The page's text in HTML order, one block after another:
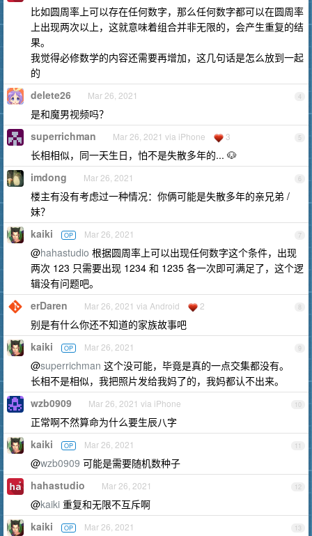
比如圆周率上可以存在任何数字，那么任何数字都可以在圆周率
上出现两次以上，这就意味着组合并非无限的，会产生重复的结
果。
我觉得必修数学的内容还需要再增加，这几句话是怎么放到一起
的
4
delete26 Mar 26, 2021
是和魔男视频吗？
5
superrichman Mar 26, 2021 via iPhone 3
长相相似，同一天生日，怕不是失散多年的... 🐶
6
imdong Mar 26, 2021
楼主有没有考虑过一种情况：你俩可能是失散多年的亲兄弟 /
妹？
7
kaiki OP Mar 26, 2021
@hahastudio 根据圆周率上可以出现任何数字这个条件，出现
两次 123 只需要出现 1234 和 1235 各一次即可满足了，这个逻
辑没有问题吧。
8
erDaren Mar 26, 2021 via Android 2
别是有什么你还不知道的家族故事吧
9
kaiki OP Mar 26, 2021
@superrichman 这个没可能，毕竟是真的一点交集都没有。
长相不是相似，我把照片发给我妈了的，我妈都认不出来。
10
wzb0909 Mar 26, 2021 via iPhone
正常啊不然算命为什么要生辰八字
11
kaiki OP Mar 26, 2021
@wzb0909 可能是需要随机数种子
12
hahastudio Mar 26, 2021
@kaiki 重复和无限不互斥啊
13
kaiki OP Mar 26, 2021